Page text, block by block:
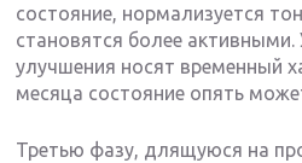
состояние, нормализуется
становятся более
улучшения носят временный
месяца состояние опять
Третью фазу, длящуюся на